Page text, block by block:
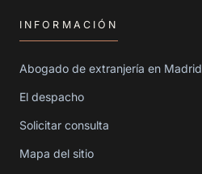
INFORMACIÓN
Abogado de extranjería en Madrid
El despacho
Solicitar consulta
Mapa del sitio